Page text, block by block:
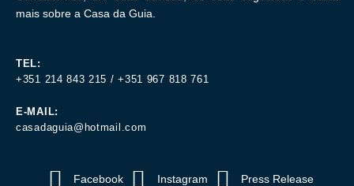
mais sobre a Casa da Guia.
TEL:
+351 214 843 215 / +351 967 818 761
E-MAIL:
casadaguia@hotmail.com
Facebook Instagram
Press Release